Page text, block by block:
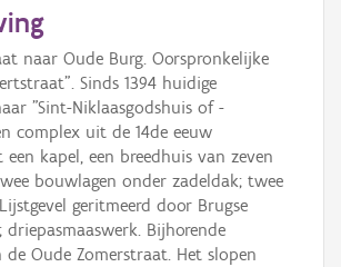
naar Oude Burg. Oorspronkelijke
Sinds 1394 huidige
"Sint-Niklaasgodshuis of -
complex uit de 14de eeuw
kapel, een breedhuis van zeven
bouwlagen onder zadeldak; twee
geritmeerd door Brugse
Bijhorende
de Oude Zomerstraat. Het slopen